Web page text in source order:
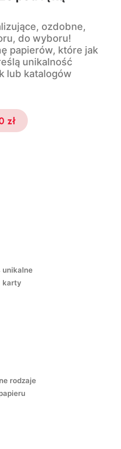
ozdobne,
do wyboru!
papierów, które jak
unikalność
lub katalogów
zł
unikalne
karty
rodzaje